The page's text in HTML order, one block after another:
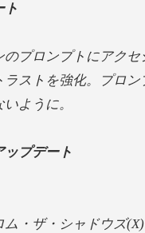
ト
のプロンプトにアク
ラストを強化。プロ
ように。
ップデート
ム・ザ・シャドウズ